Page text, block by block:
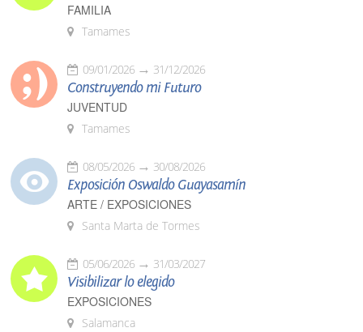
FAMILIA
Tamames
09/01/2026 31/12/2026
Construyendo mi Futuro
JUVENTUD
Tamames
08/05/2026 30/08/2026
Exposición Oswaldo Guayasamín
ARTE / EXPOSICIONES
Santa Marta de Tormes
05/06/2026 31/03/2027
Visibilizar lo elegido
EXPOSICIONES
Salamanca